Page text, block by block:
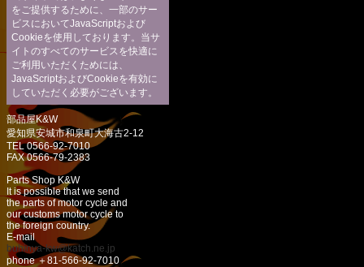
をご提供するために、一部のサー
ビスにおいてJavaScriptおよび
Cookieを使用しております。当サ
イトのすべてのサービスを快適に
ご利用いただくためには、
JavaScriptおよびCookieを有効に
していただく必要がございます。
部品屋K&W
愛知県安城市和泉町大海古2-12
TEL 0566-92-7010
FAX 0566-79-2383
Parts Shop K&W
It is possible that we send
the parts of motor cycle and
our customs motor cycle to
the foreign country.
E-mail
buhinya-kw@katch.ne.jp
phone ＋81-566-92-7010